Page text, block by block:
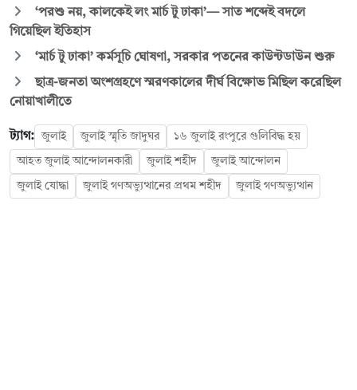
‘পরশু নয়, কালকেই লং মার্চ টু ঢাকা’— সাত শব্দেই বদলে
গিয়েছিল ইতিহাস
‘মার্চ টু ঢাকা’ কর্মসূচি ঘোষণা, সরকার পতনের কাউন্টডাউন শুরু
ছাত্র-জনতা অংশগ্রহণে স্মরণকালের দীর্ঘ বিক্ষোভ মিছিল করেছিল
নোয়াখালীতে
ট্যাগ: জুলাই জুলাই স্মৃতি জাদুঘর ১৬ জুলাই রংপুরে গুলিবিদ্ধ হয়
আহত জুলাই আন্দোলনকারী জুলাই শহীদ জুলাই আন্দোলন
জুলাই যোদ্ধা জুলাই গণঅভ্যুত্থানের প্রথম শহীদ জুলাই গণঅভ্যুত্থান